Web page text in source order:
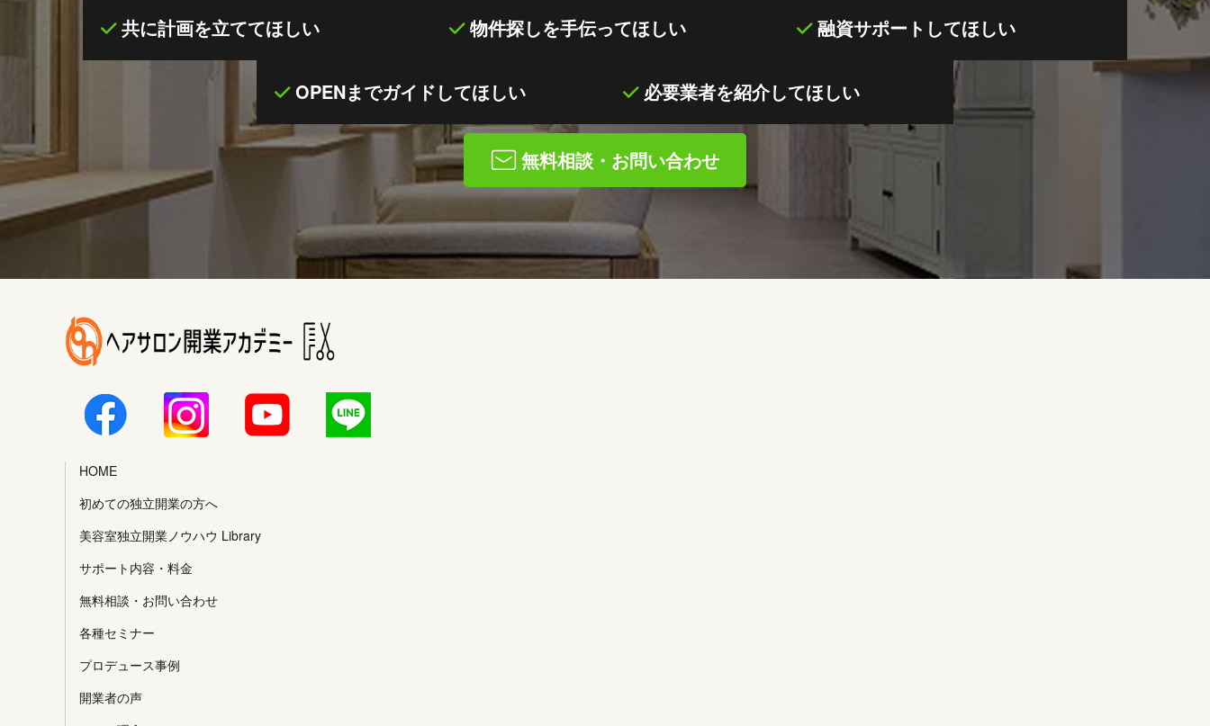
共に計画を立ててほしい 物件探しを手伝ってほしい 融資サポートしてほしい
OPENまでガイドしてほしい 必要業者を紹介してほしい
無料相談・お問い合わせ
HOME
初めての独立開業の方へ
美容室独立開業ノウハウ Library
サポート内容・料金
無料相談・お問い合わせ
各種セミナー
プロデュース事例
開業者の声